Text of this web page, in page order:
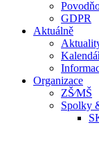
GDPR
Aktuálně
Organizace
ZŠ⁄MŠ
Spolky